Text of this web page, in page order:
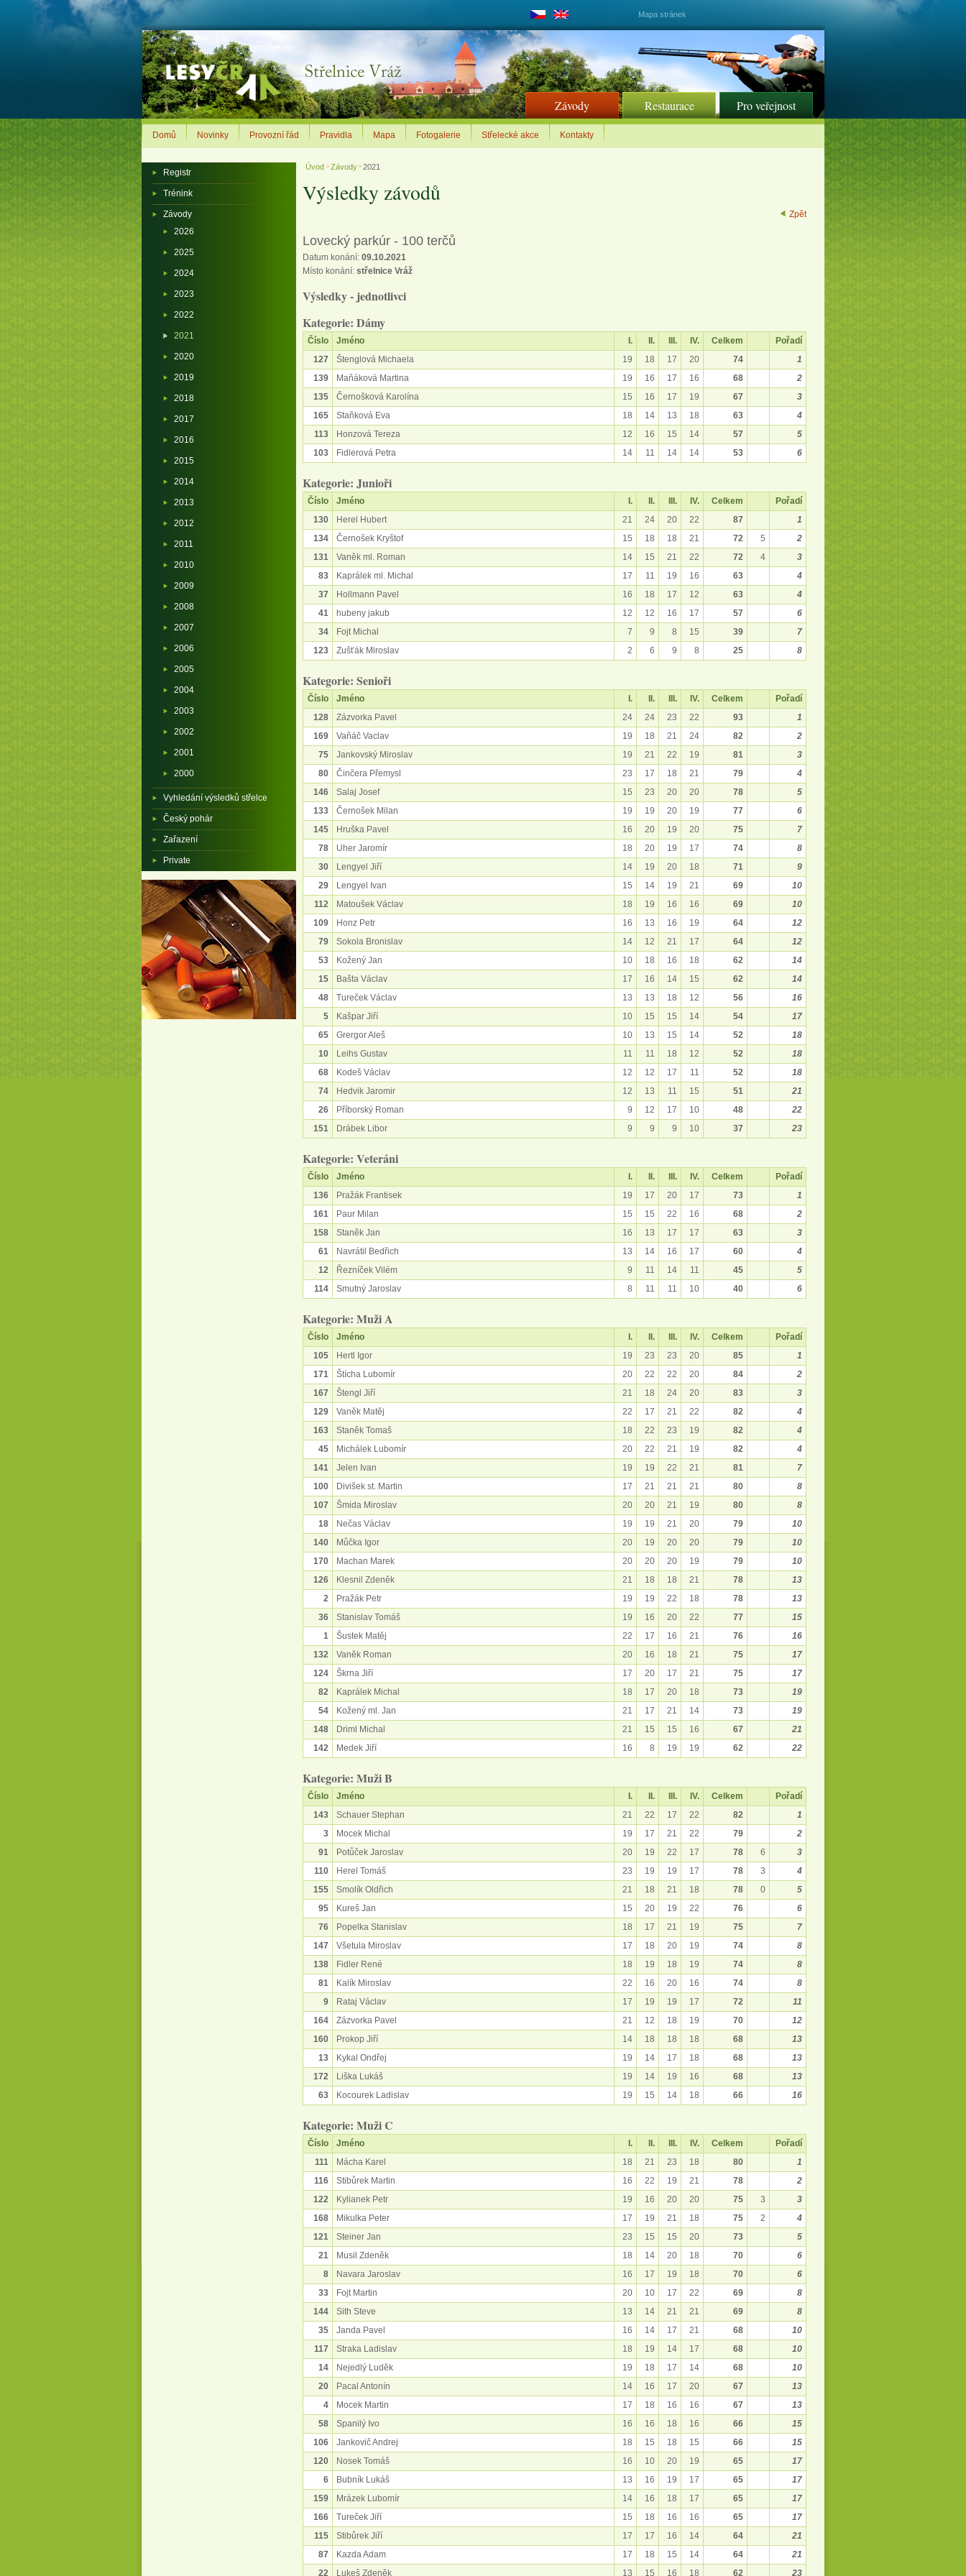
Úvod > Závody > 2021
Výsledky závodů
Zpět
Lovecký parkúr - 100 terčů
Datum konání: 09.10.2021
Místo konání: střelnice Vráž
Výsledky - jednotlivci
Kategorie: Dámy
Číslo Jméno I. II. III. IV. Celkem
Pořadí
127
Štenglová Michaela 19 18 17 20 74
1
139
Maňáková Martina 19 16 17 16 68
2
135
Černošková Karolína 15 16 17 19 67
3
165
Staňková Eva 18 14 13 18 63
4
113
Honzová Tereza 12 16 15 14 57
5
103
Fidlerová Petra 14 11 14 14 53 6
Kategorie: Junioři
Číslo Jméno I. II. III. IV. Celkem
Pořadí
130
Herel Hubert 21 24 20 22 87
1
134
Černošek Kryštof 15 18 18 21 72 5
2
131
Vaněk ml. Roman 14 15 21 22 72 4
3
83
Kaprálek ml. Michal 17 11 19 16 63
4
37
Hollmann Pavel 16 18 17 12 63
4
41
hubeny jakub 12 12 16 17 57
6
34
Fojt Michal 7 9 8 15 39
7
123
Zušťák Miroslav 2 6 9 8 25 8
Kategorie: Senioři
Číslo Jméno I. II. III. IV. Celkem
Pořadí
128
Zázvorka Pavel 24 24 23 22 93
1
169
Vaňáč Vaclav 19 18 21 24 82
2
75
Jankovský Miroslav 19 21 22 19 81
3
80
Činčera Přemysl 23 17 18 21 79
4
146
Salaj Josef 15 23 20 20 78
5
133
Černošek Milan 19 19 20 19 77
6
145
Hruška Pavel 16 20 19 20 75
7
78
Uher Jaromír 18 20 19 17 74
8
30
Lengyel Jiří 14 19 20 18 71
9
29
Lengyel Ivan 15 14 19 21 69
10
112
Matoušek Václav 18 19 16 16 69
10
109
Honz Petr 16 13 16 19 64
12
79
Sokola Bronislav 14 12 21 17 64
12
53
Kožený Jan 10 18 16 18 62
14
15
Bašta Václav 17 16 14 15 62
14
48
Tureček Václav 13 13 18 12 56
16
5
Kašpar Jiří 10 15 15 14 54
17
65
Grergor Aleš 10 13 15 14 52
18
10
Leihs Gustav 11 11 18 12 52
18
68
Kodeš Václav 12 12 17 11 52
18
74
Hedvik Jaromir 12 13 11 15 51
21
26
Příborský Roman 9 12 17 10 48
22
151
Drábek Libor 9 9 9 10 37 23
Kategorie: Veteráni
Číslo Jméno I. II. III. IV. Celkem
Pořadí
136
Pražák Frantisek 19 17 20 17 73
1
161
Paur Milan 15 15 22 16 68
2
158
Staněk Jan 16 13 17 17 63
3
61
Navrátil Bedřich 13 14 16 17 60
4
12
Řezníček Vilém 9 11 14 11 45
5
114
Smutný Jaroslav 8 11 11 10 40 6
Kategorie: Muži A
Číslo Jméno I. II. III. IV. Celkem
Pořadí
105
Hertl Igor 19 23 23 20 85
1
171
Štícha Lubomír 20 22 22 20 84
2
167
Štengl Jiří 21 18 24 20 83
3
129
Vaněk Matěj 22 17 21 22 82
4
163
Staněk Tomaš 18 22 23 19 82
4
45
Michálek Lubomír 20 22 21 19 82
4
141
Jelen Ivan 19 19 22 21 81
7
100
Divišek st. Martin 17 21 21 21 80
8
107
Šmida Miroslav 20 20 21 19 80
8
18
Nečas Václav 19 19 21 20 79
10
140
Můčka Igor 20 19 20 20 79
10
170
Machan Marek 20 20 20 19 79
10
126
Klesnil Zdeněk 21 18 18 21 78
13
2
Pražák Petr 19 19 22 18 78
13
36
Stanislav Tomáš 19 16 20 22 77
15
1
Šustek Matěj 22 17 16 21 76
16
132
Vaněk Roman 20 16 18 21 75
17
124
Škrna Jiří 17 20 17 21 75
17
82
Kaprálek Michal 18 17 20 18 73
19
54
Kožený ml. Jan 21 17 21 14 73
19
148
Driml Michal 21 15 15 16 67
21
142
Medek Jiří 16 8 19 19 62 22
Kategorie: Muži B
Číslo Jméno I. II. III. IV. Celkem
Pořadí
143
Schauer Stephan 21 22 17 22 82
1
3
Mocek Michal 19 17 21 22 79
2
91
Potůček Jaroslav 20 19 22 17 78 6
3
110
Herel Tomáš 23 19 19 17 78 3
4
155
Smolík Oldřich 21 18 21 18 78 0
5
95
Kureš Jan 15 20 19 22 76
6
76
Popelka Stanislav 18 17 21 19 75
7
147
Všetula Miroslav 17 18 20 19 74
8
138
Fidler René 18 19 18 19 74
8
81
Kalík Miroslav 22 16 20 16 74
8
9
Rataj Václav 17 19 19 17 72
11
164
Zázvorka Pavel 21 12 18 19 70
12
160
Prokop Jiří 14 18 18 18 68
13
13
Kykal Ondřej 19 14 17 18 68
13
172
Liška Lukáš 19 14 19 16 68
13
63
Kocourek Ladislav 19 15 14 18 66 16
Kategorie: Muži C
Číslo Jméno I. II. III. IV. Celkem
Pořadí
111
Mácha Karel 18 21 23 18 80
1
116
Stibůrek Martin 16 22 19 21 78
2
122
Kylianek Petr 19 16 20 20 75 3
3
168
Mikulka Peter 17 19 21 18 75 2
4
121
Steiner Jan 23 15 15 20 73
5
21
Musil Zdeněk 18 14 20 18 70
6
8
Navara Jaroslav 16 17 19 18 70
6
33
Fojt Martin 20 10 17 22 69
8
144
Sith Steve 13 14 21 21 69
8
35
Janda Pavel 16 14 17 21 68
10
117
Straka Ladislav 18 19 14 17 68
10
14
Nejedlý Luděk 19 18 17 14 68
10
20
Pacal Antonín 14 16 17 20 67
13
4
Mocek Martin 17 18 16 16 67
13
58
Spanilý Ivo 16 16 18 16 66
15
106
Jankovič Andrej 18 15 18 15 66
15
120
Nosek Tomáš 16 10 20 19 65
17
6
Bubník Lukáš 13 16 19 17 65
17
159
Mrázek Lubomír 14 16 18 17 65
17
166
Tureček Jiří 15 18 16 16 65
17
115
Stibůrek Jiří 17 17 16 14 64
21
87
Kazda Adam 17 18 15 14 64
21
22
Lukeš Zdeněk 13 15 16 18 62 23
Registr
Trénink
Závody
2026
2025
2024
2023
2022
2021
2020
2019
2018
2017
2016
2015
2014
2013
2012
2011
2010
2009
2008
2007
2006
2005
2004
2003
2002
2001
2000
Vyhledání výsledků střelce
Český pohár
Zařazení
Private
Domů Novinky Provozní řád Pravidla Mapa Fotogalerie Střelecké akce Kontakty
Závody Restaurace Pro veřejnost
Mapa stránek